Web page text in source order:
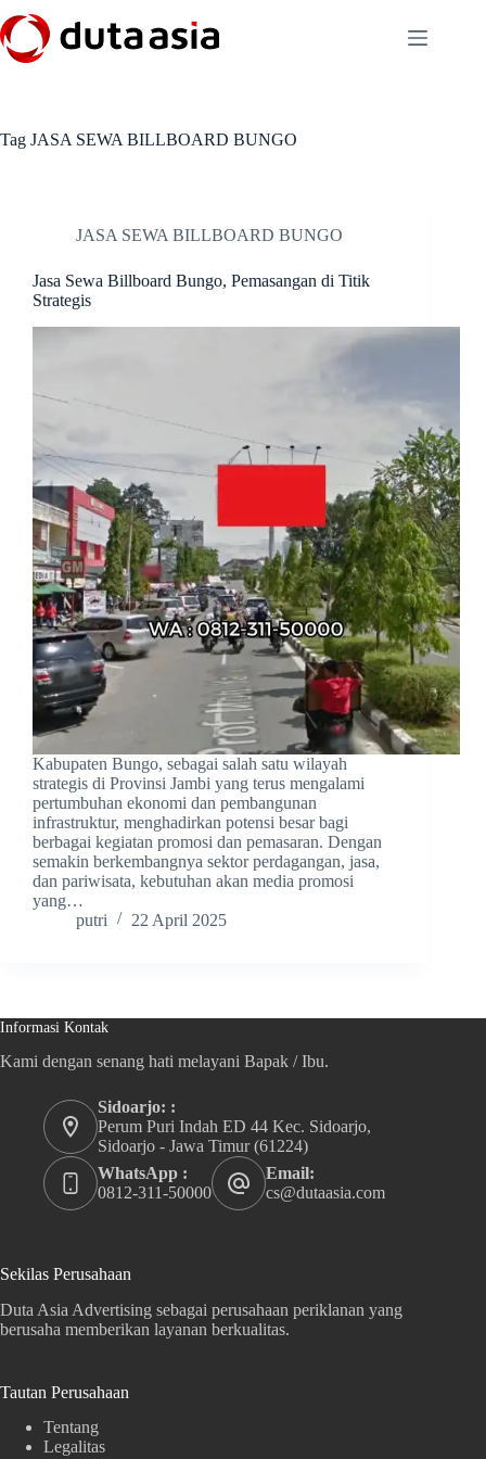
to
content
Tag JASA SEWA BILLBOARD BUNGO
JASA SEWA BILLBOARD BUNGO
Jasa Sewa Billboard Bungo, Pemasangan di Titik
Strategis
Kabupaten Bungo, sebagai salah satu wilayah
strategis di Provinsi Jambi yang terus mengalami
pertumbuhan ekonomi dan pembangunan
infrastruktur, menghadirkan potensi besar bagi
berbagai kegiatan promosi dan pemasaran. Dengan
semakin berkembangnya sektor perdagangan, jasa,
dan pariwisata, kebutuhan akan media promosi
yang…
putri
22 April 2025
Informasi Kontak
Kami dengan senang hati melayani Bapak / Ibu.
Sidoarjo: :
Perum Puri Indah ED 44 Kec. Sidoarjo,
Sidoarjo - Jawa Timur (61224)
WhatsApp :
0812-311-50000
Email:
cs@dutaasia.com
Sekilas Perusahaan
Duta Asia Advertising sebagai perusahaan periklanan yang
berusaha memberikan layanan berkualitas.
Tautan Perusahaan
Tentang
Legalitas